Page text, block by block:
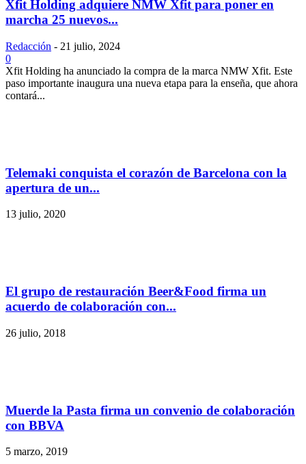
Xfit Holding adquiere NMW Xfit para poner en
marcha 25 nuevos...
Redacción - 21 julio, 2024
0
Xfit Holding ha anunciado la compra de la marca NMW Xfit. Este
paso importante inaugura una nueva etapa para la enseña, que ahora
contará...
Telemaki conquista el corazón de Barcelona con la
apertura de un...
13 julio, 2020
El grupo de restauración Beer&Food firma un
acuerdo de colaboración con...
26 julio, 2018
Muerde la Pasta firma un convenio de colaboración
con BBVA
5 marzo, 2019